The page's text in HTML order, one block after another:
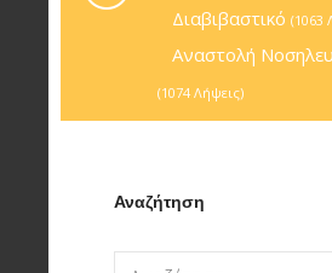
Διαβιβαστικό (1063
Αναστολή
(1074 Λήψεις)
Αναζήτηση